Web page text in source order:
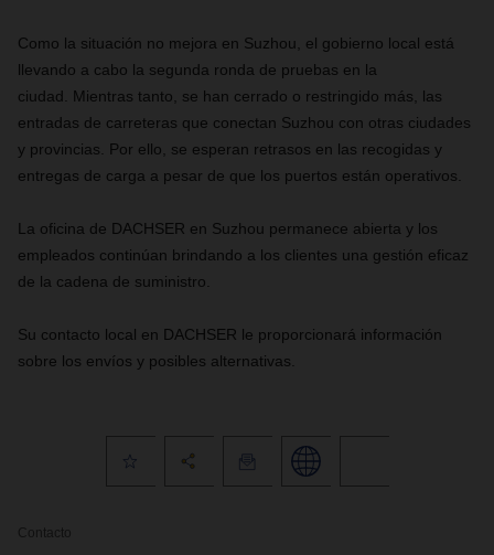
Como la situación no mejora en Suzhou, el gobierno local está
llevando a cabo la segunda ronda de pruebas en la
ciudad. Mientras tanto, se han cerrado o restringido más, las
entradas de carreteras que conectan Suzhou con otras ciudades
y provincias. Por ello, se esperan retrasos en las recogidas y
entregas de carga a pesar de que los puertos están operativos.
La oficina de DACHSER en Suzhou permanece abierta y los
empleados continúan brindando a los clientes una gestión eficaz
de la cadena de suministro.
Su contacto local en DACHSER le proporcionará información
sobre los envíos y posibles alternativas.
Contacto